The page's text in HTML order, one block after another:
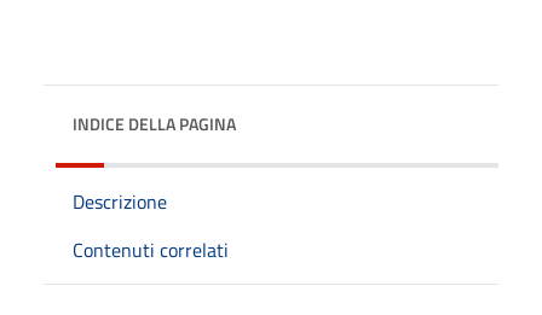
INDICE DELLA PAGINA
Descrizione
Contenuti correlati